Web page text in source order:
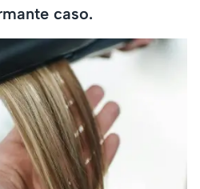
caso.